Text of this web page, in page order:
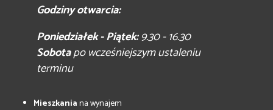
Godziny otwarcia:
Poniedziałek - Piątek:9.30 - 16.30
Sobotapo wcześniejszym ustaleniu
terminu
Mieszkaniana wynajem